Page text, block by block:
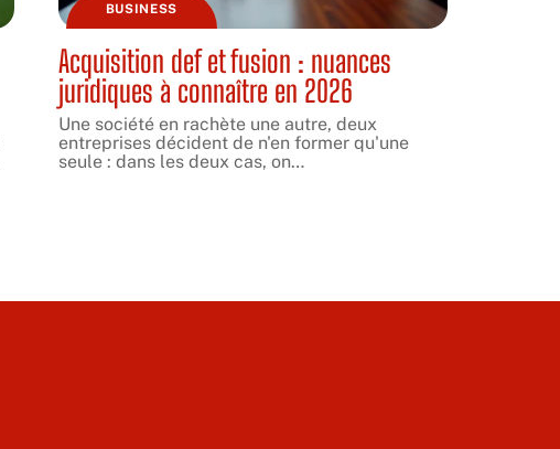
BUSINESS
Acquisition def et fusion : nuances
juridiques à connaître en 2026
Une société en rachète une autre, deux
entreprises décident de n'en former qu'une
seule : dans les deux cas, on…